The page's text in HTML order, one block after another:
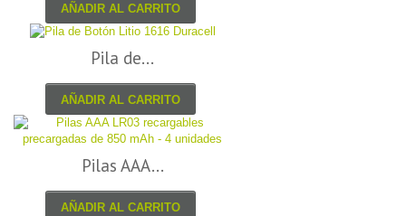
AÑADIR AL CARRITO
Pila de...
AÑADIR AL CARRITO
Pilas AAA...
AÑADIR AL CARRITO